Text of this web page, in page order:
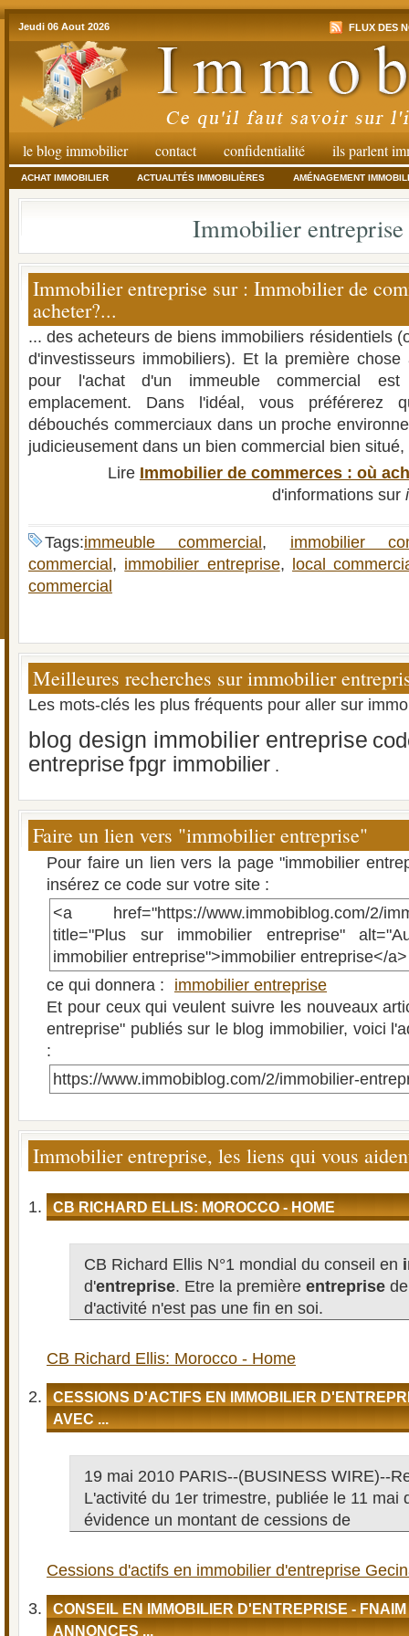
Jeudi 06 Aout 2026 FLUX DES
le blog immobilier contact confidentialité ils parlent
ACHAT IMMOBILIER ACTUALITÉS IMMOBILIÈRES AMÉNAGEMENT
Immobilier entreprise
Immobilier entreprise sur : Immobilier de
acheter?...
... des acheteurs de biens immobiliers résidentiels
d'investisseurs immobiliers). Et la première
pour l'achat d'un immeuble commercial
emplacement. Dans l'idéal, vous préférerez
débouchés commerciaux dans un proche
judicieusement dans un bien commercial bien situé,
Lire Immobilier de commerces : où
d'informations sur
Tags:immeuble commercial , immobilier
commercial , immobilier entreprise,
local
commercial
Meilleures recherches sur immobilier
Les mots-clés les plus fréquents pour aller sur
blog design immobilier entreprise
entreprisefpgr immobilier .
Faire un lien vers "immobilier entreprise"
Pour faire un lien vers la page "immobilier
insérez ce code sur votre site :
<a href="https://www.immobiblog.com/2/
title="Plus sur immobilier entreprise"
immobilier entreprise">immobilier entreprise</a>
ce qui donnera :
immobilier entreprise
Et pour ceux qui veulent suivre les nouveaux
entreprise" publiés sur le blog immobilier, voici
:
https://www.immobiblog.com/2/immobilier-
Immobilier entreprise, les liens qui vous
CB RICHARD ELLIS: MOROCCO - HOME
CB Richard Ellis N°1 mondial du conseil en
d'entreprise. Etre la première entreprise
d'activité n'est pas une fin en soi.
CB Richard Ellis: Morocco - Home
CESSIONS D'ACTIFS EN IMMOBILIER
AVEC ...
19 mai 2010 PARIS--(BUSINESS WIRE)--
L'activité du 1er trimestre, publiée le 11 mai
évidence un montant de cessions de
Cessions d'actifs en immobilier d'entreprise
CONSEIL EN IMMOBILIER D'ENTREPRISE -
ANNONCES ...